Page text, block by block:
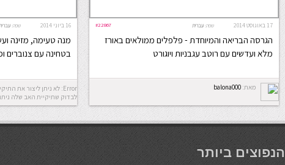
17 באוגוסט 2014 #22867 שפה: עברית
הגרסה הבריאה והמיוחדת - פלפלים ממולאים באורז
מלא ועדשים עם רוטב עגבניות ויוגורט
מאת: balona000
16 ביוני 2014 שפה: עברית
מנה טעימה, מזינה
בטחינה עם צנוברים
לבדוק שתיקיית האב שלה
мостбет кг
הנפוצים ביותר